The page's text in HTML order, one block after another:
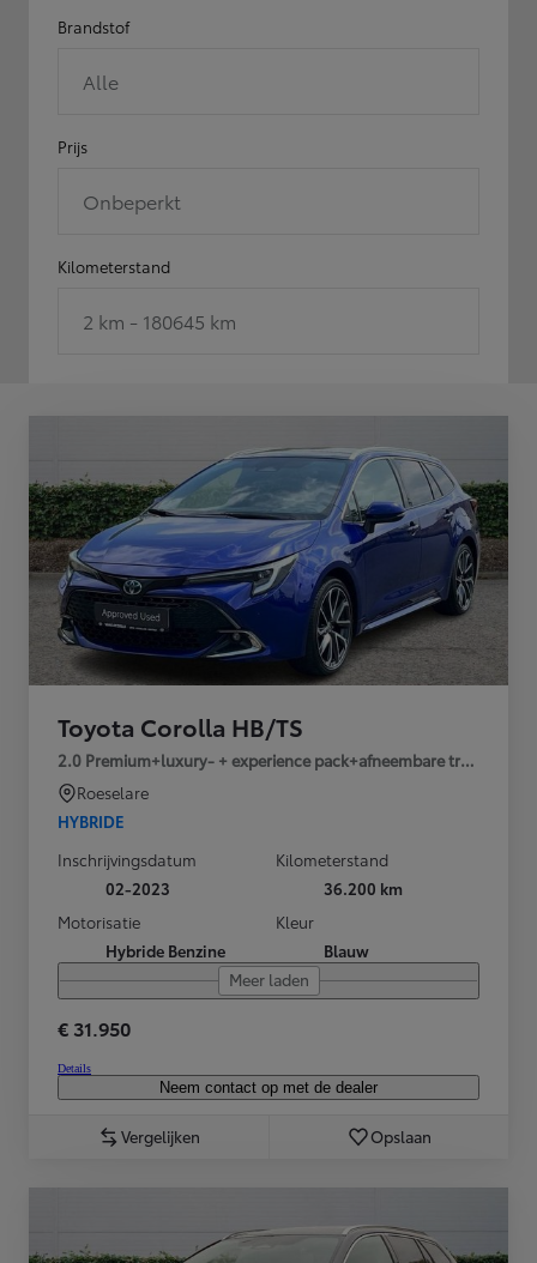
Brandstof
Alle
Prijs
Onbeperkt
Kilometerstand
2 km - 180645 km
Toyota Corolla HB/TS
2.0 Premium+luxury- + experience pack+afneembare
Roeselare
HYBRIDE
Inschrijvingsdatum
02-2023
Kilometerstand
36.200 km
Motorisatie
Hybride Benzine
Kleur
Blauw
Meer laden
€ 31.950
Details
Neem contact op met de dealer
Vergelijken Opslaan